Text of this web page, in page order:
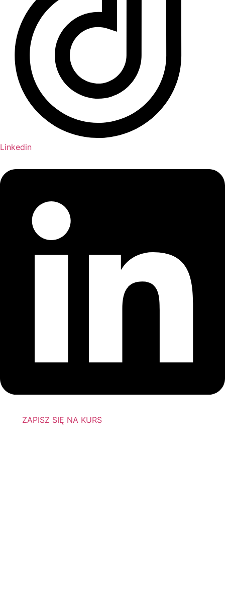
Linkedin
ZAPISZ SIĘ NA KURS